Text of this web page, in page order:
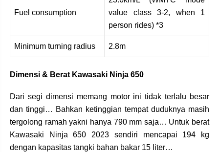
Fuel consumption
value class 3-2, when 1
person rides) *3
Minimum turning radius 2.8m
Dimensi & Berat Kawasaki Ninja 650
Dari segi dimensi memang motor ini tidak terlalu besar
dan tinggi… Bahkan ketinggian tempat duduknya masih
tergolong ramah yakni hanya 790 mm saja… Untuk berat
Kawasaki Ninja 650 2023 sendiri mencapai 194 kg
dengan kapasitas tangki bahan bakar 15 liter…